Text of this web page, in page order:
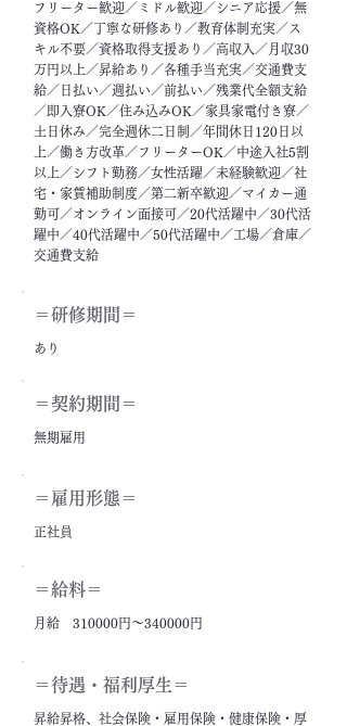
フリーター歓迎／ミドル歓迎／シニア応援／無
資格OK／丁寧な研修あり／教育体制充実／ス
キル不要／資格取得支援あり／高収入／月収30
万円以上／昇給あり／各種手当充実／交通費支
給／日払い／週払い／前払い／残業代全額支給
／即入寮OK／住み込みOK／家具家電付き寮／
土日休み／完全週休二日制／年間休日120日以
上／働き方改革／フリーターOK／中途入社5割
以上／シフト勤務／女性活躍／未経験歓迎／社
宅・家賃補助制度／第二新卒歓迎／マイカー通
勤可／オンライン面接可／20代活躍中／30代活
躍中／40代活躍中／50代活躍中／工場／倉庫／
交通費支給
＝​研修期間＝
あり
＝契約期間＝
無期雇用
＝雇用形態＝
正社員
＝給料＝
月給 310000円～340000円
＝​待遇・福利厚生＝
昇給昇格、社会保険・雇用保険・健康保険・厚